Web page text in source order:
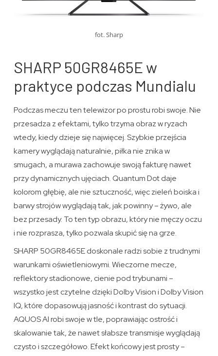
fot. Sharp
SHARP 50GR8465E w
praktyce podczas Mundialu
Podczas meczu ten telewizor po prostu robi swoje. Nie
przesadza z efektami, tylko trzyma obraz w ryzach
wtedy, kiedy dzieje się najwięcej. Szybkie przejścia
kamery wyglądają naturalnie, piłka nie znika w
smugach, a murawa zachowuje swoją fakturę nawet
przy dynamicznych ujęciach. Quantum Dot daje
kolorom głębię, ale nie sztuczność, więc zieleń boiska i
barwy strojów wyglądają tak, jak powinny – żywo, ale
bez przesady. To ten typ obrazu, który nie męczy oczu
i nie rozprasza, tylko pozwala skupić się na grze.
SHARP 50GR8465E doskonale radzi sobie z trudnymi
warunkami oświetleniowymi. Wieczorne mecze,
reflektory stadionowe, cienie pod trybunami –
wszystko jest czytelne dzięki Dolby Vision i Dolby Vision
IQ, które dopasowują jasność i kontrast do sytuacji.
AQUOS AI robi swoje w tle, poprawiając ostrość i
skalowanie tak, że nawet słabsze transmisje wyglądają
czysto i szczegółowo. Efekt końcowy jest prosty –